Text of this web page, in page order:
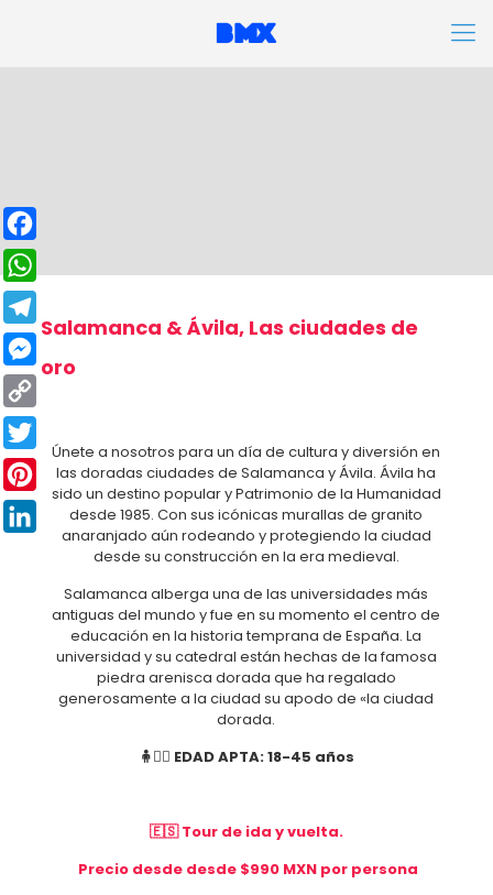
Salamanca & Ávila, Las ciudades de
oro
Únete a nosotros para un día de cultura y diversión en
las doradas ciudades de Salamanca y Ávila. Ávila ha
sido un destino popular y Patrimonio de la Humanidad
desde 1985. Con sus icónicas murallas de granito
anaranjado aún rodeando y protegiendo la ciudad
desde su construcción en la era medieval.
Salamanca alberga una de las universidades más
antiguas del mundo y fue en su momento el centro de
educación en la historia temprana de España. La
universidad y su catedral están hechas de la famosa
piedra arenisca dorada que ha regalado
generosamente a la ciudad su apodo de «la ciudad
dorada.
🧍🧍‍♀️ EDAD APTA: 18-45 años
🇪🇸 Tour de ida y vuelta.
Precio desde desde $990 MXN por persona
Facebook
WhatsApp
Telegram
Messenger
Copy
Link
Twitter
Pinterest